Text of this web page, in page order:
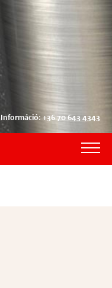
Információ: +36 70 643 4343